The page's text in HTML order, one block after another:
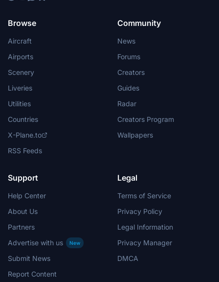
Browse
Aircraft
Airports
Scenery
Liveries
Utilities
Countries
X-Plane.to
RSS Feeds
Community
News
Forums
Creators
Guides
Radar
Creators Program
Wallpapers
Support
Help Center
About Us
Partners
Advertise with us
New
Submit News
Report Content
Legal
Terms of Service
Privacy Policy
Legal Information
Privacy Manager
DMCA